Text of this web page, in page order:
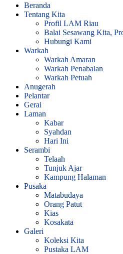
Beranda
Tentang Kita
Profil LAM Riau
Balai Sesawang Kita,
Hubungi Kami
Warkah
Warkah Amaran
Warkah Penabalan
Warkah Petuah
Anugerah
Pelantar
Gerai
Laman
Kabar
Syahdan
Hari Ini
Serambi
Telaah
Tunjuk Ajar
Kampung Halaman
Pusaka
Matabudaya
Orang Patut
Kias
Kosakata
Galeri
Koleksi Kita
Pustaka LAM